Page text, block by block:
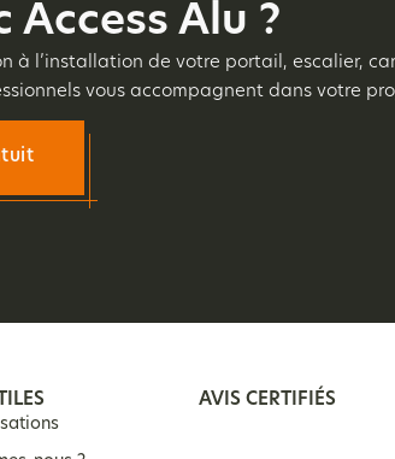
Alu ?
à l’installation de votre portail, escalier,
vous accompagnent dans votre
AVIS CERTIFIÉS